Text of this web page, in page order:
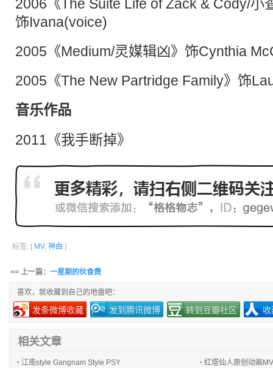
2006《The Suite Life of Zack & Cody/小
饰Ivana(voice)
2005《Medium/灵媒辑凶》饰Cynthia
2005《The New Partridge Family》饰
音乐作品
2011《我手断掉》
标签: [ MV, 神曲 ]
<< 上一篇： 一星期的伙食费
喜欢，就收藏到自己的地盘吧：
发条微博收藏 发到腾讯微博 转到豆瓣社区
相关文章
江南style Gangnam Style PSY
红塔仙人原创动画